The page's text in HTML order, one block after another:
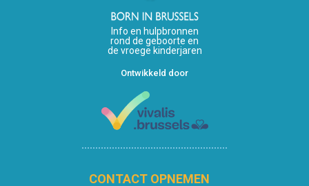
Info en hulpbronnen
rond de geboorte en
de vroege kinderjaren
Ontwikkeld door
CONTACT OPNEMEN